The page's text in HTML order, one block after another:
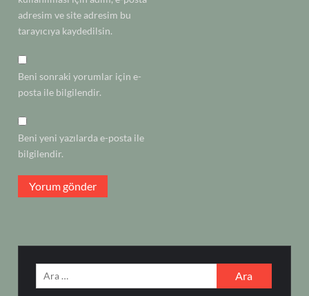
adresim ve site adresim bu
tarayıcıya kaydedilsin.
Beni sonraki yorumlar için e-
posta ile bilgilendir.
Beni yeni yazılarda e-posta ile
bilgilendir.
Arama: